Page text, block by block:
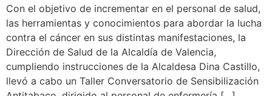
Con el objetivo de incrementar en el personal de salud,
las herramientas y conocimientos para abordar la lucha
contra el cáncer en sus distintas manifestaciones, la
Dirección de Salud de la Alcaldía de Valencia,
cumpliendo instrucciones de la Alcaldesa Dina Castillo,
llevó a cabo un Taller Conversatorio de Sensibilización